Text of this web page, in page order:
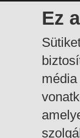
Ez